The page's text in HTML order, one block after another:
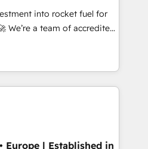
framework, based on ISO
complexity' 𝗥𝗲𝗮𝗱𝘆
in touch (𝘸𝘦'𝘳𝘦 𝘴𝘶𝘱𝘦𝘳
into rocket fuel for
you. We can
complex business
what you've got and make
it, build your website in
We are on the
been accredited by
Europe | Established in